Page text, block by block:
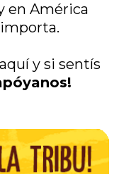
en América
y si sentís